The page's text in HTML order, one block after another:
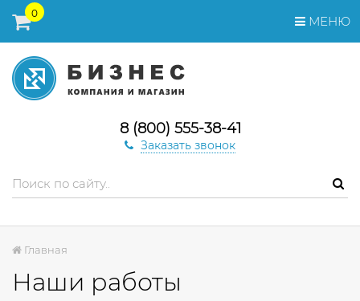
МЕНЮ
0
8 (800) 555-38-41
Заказать звонок
Главная
Наши работы